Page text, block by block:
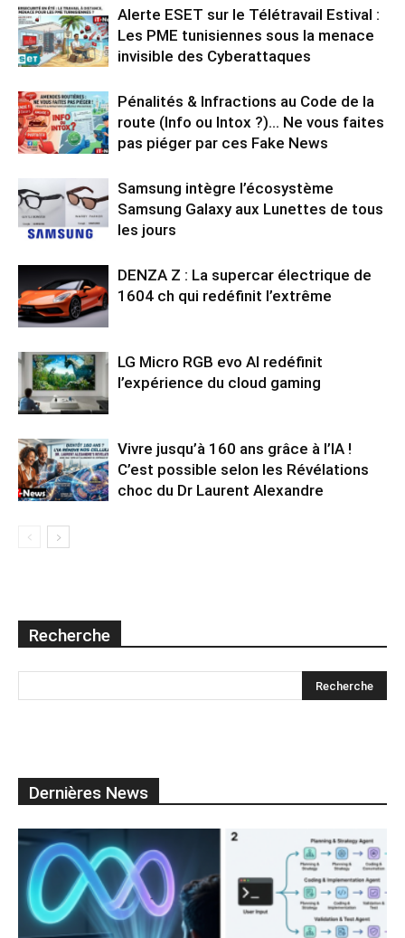
Alerte ESET sur le Télétravail Estival :
Les PME tunisiennes sous la menace
invisible des Cyberattaques
Pénalités & Infractions au Code de la
route (Info ou Intox ?)… Ne vous faites
pas piéger par ces Fake News
Samsung intègre l’écosystème
Samsung Galaxy aux Lunettes de tous
les jours
DENZA Z : La supercar électrique de
1604 ch qui redéfinit l’extrême
LG Micro RGB evo AI redéfinit
l’expérience du cloud gaming
Vivre jusqu’à 160 ans grâce à l’IA !
C’est possible selon les Révélations
choc du Dr Laurent Alexandre
Recherche
Dernières News